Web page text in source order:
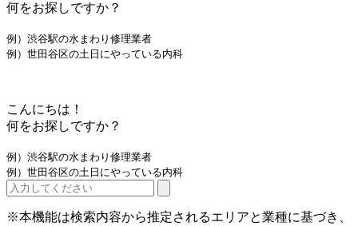
何をお探しですか？
例）渋谷駅の水まわり修理業者
例）世田谷区の土日にやっている内科
こんにちは！
何をお探しですか？
例）渋谷駅の水まわり修理業者
例）世田谷区の土日にやっている内科
※本機能は検索内容から推定されるエリアと業種に基づき、